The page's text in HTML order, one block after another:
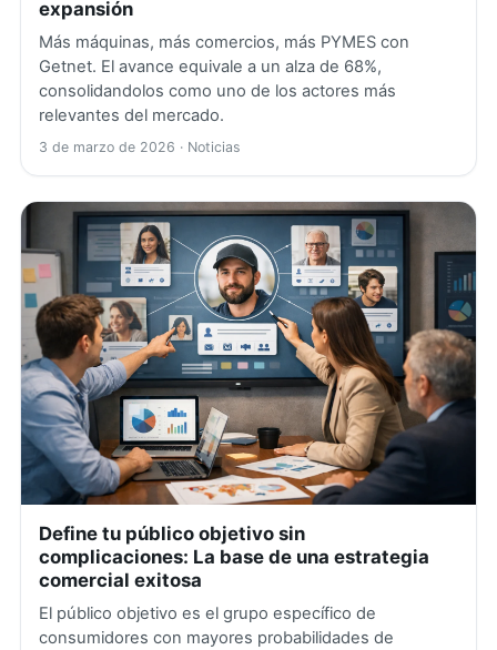
expansión
Más máquinas, más comercios, más PYMES con
Getnet. El avance equivale a un alza de 68%,
consolidandolos como uno de los actores más
relevantes del mercado.
3 de marzo de 2026 · Noticias
Define tu público objetivo sin
complicaciones: La base de una estrategia
comercial exitosa
El público objetivo es el grupo específico de
consumidores con mayores probabilidades de